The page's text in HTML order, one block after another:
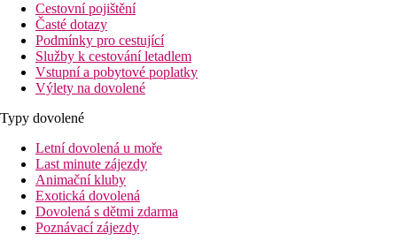
Cestovní pojištění
Časté dotazy
Podmínky pro cestující
Služby k cestování letadlem
Vstupní a pobytové poplatky
Výlety na dovolené
Typy dovolené
Letní dovolená u moře
Last minute zájezdy
Animační kluby
Exotická dovolená
Dovolená s dětmi zdarma
Poznávací zájezdy